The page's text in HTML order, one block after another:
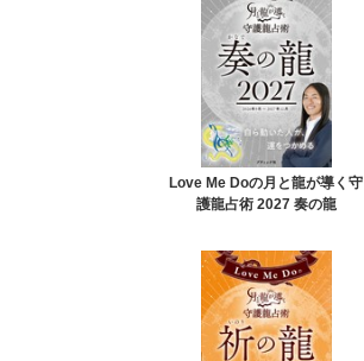
Love Me Doの月と龍が導く守
護龍占術 2027 奏の龍